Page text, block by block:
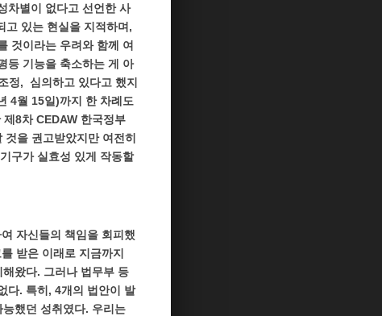
차별이 없다고 선언한 사
고 있는 현실을 지적하며,
것이라는 우려와 함께 여
등 기능을 축소하는 게 아
정, 심의하고 있다고 했지
4월 15일)까지 한 차례도
8차 CEDAW 한국정부
을 권고받았지만 여전히
구가 실효성 있게 작동할
자신들의 책임을 회피했
받은 이래로 지금까지
왔다. 그러나 법무부 등
다. 특히, 4개의 법안이 발
했던 성취였다. 우리는